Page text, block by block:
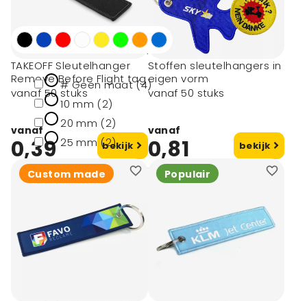
Afmeting
# Geen maat (4)
10 mm (2)
20 mm (2)
25 mm (2)
Gerecycled
textiel (2)
TAKEOFF Sleutelhanger
Remove Before Flight tag
vanaf 50 stuks
vanaf
0,39 bekijk
Stoffen sleutelhangers in
eigen vorm
vanaf 50 stuks
vanaf
0,81 bekijk
Custom made Populair